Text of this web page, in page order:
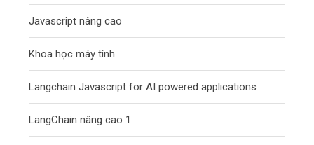
Javascript nâng cao
Khoa học máy tính
Langchain Javascript for AI powered applications
LangChain nâng cao 1